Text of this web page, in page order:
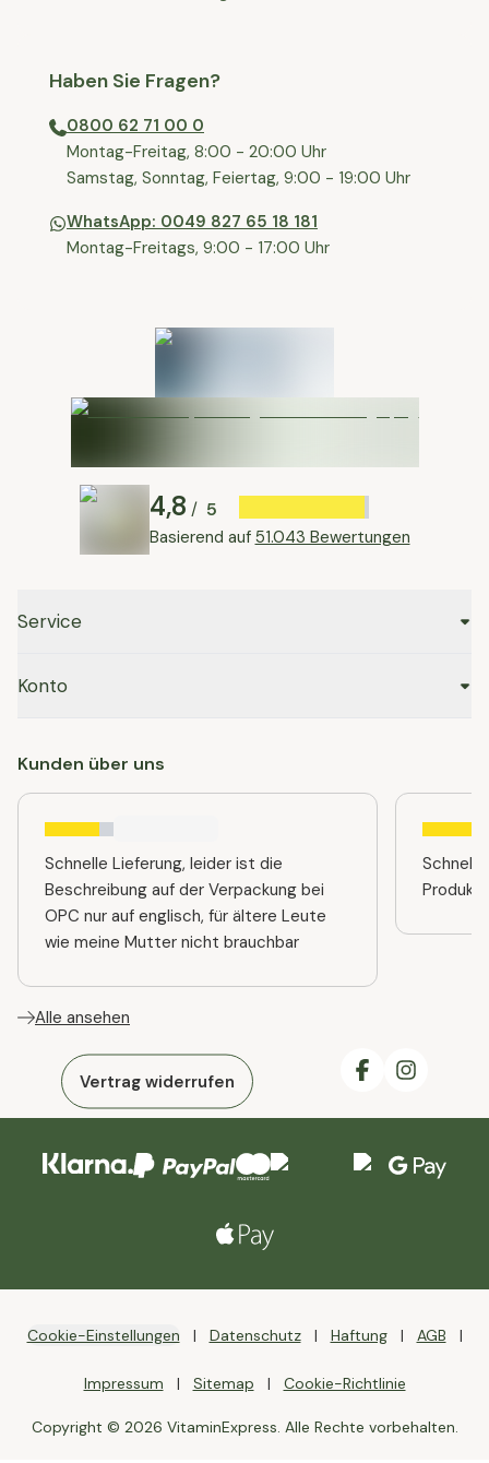
Haben Sie Fragen?
0800 62 71 00 0
⁠⁠Montag-Freitag, 8:00 - 20:00 Uhr
⁠Samstag, Sonntag, Feiertag, 9:00 - 19:00 Uhr
WhatsApp: 0049 827 65 18 181
Montag-Freitags, 9:00 - 17:00 Uhr
4,8 / 5
Basierend auf 51.043 Bewertungen
Service
Konto
Kunden über uns
Schnelle Lieferung, leider ist die
Beschreibung auf der Verpackung bei
OPC nur auf englisch, für ältere Leute
wie meine Mutter nicht brauchbar
Alle ansehen
Vertrag widerrufen
Cookie-Einstellungen Datenschutz Haftung AGB
Impressum Sitemap Cookie-Richtlinie
Copyright © 2026 VitaminExpress. Alle Rechte vorbehalten.